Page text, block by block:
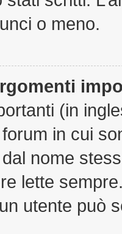
o meno.
(in
in cui
nome
lette
utente può